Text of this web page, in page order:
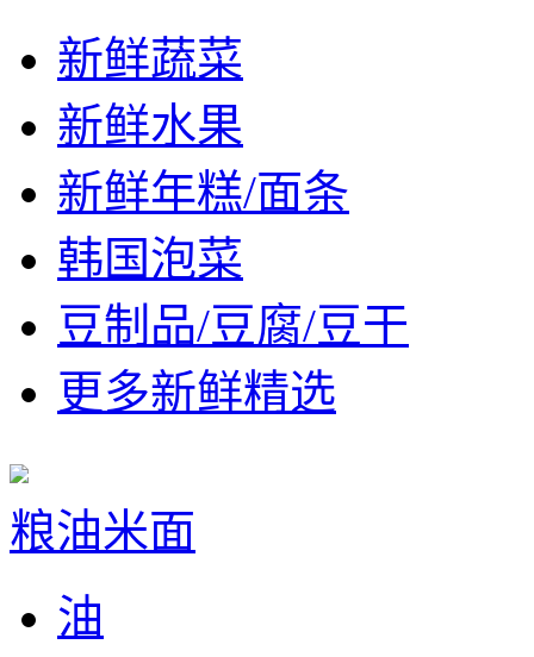
新鲜蔬菜
新鲜水果
新鲜年糕/面条
韩国泡菜
豆制品/豆腐/豆干
更多新鲜精选
粮油米面
油